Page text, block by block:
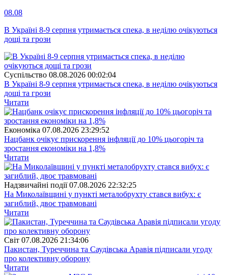
08.08
В Україні 8-9 серпня утримається спека, в неділю очікуються
дощі та грози
Суспiльство 08.08.2026 00:02:04
В Україні 8-9 серпня утримається спека, в неділю очікуються
дощі та грози
Читати
Економіка 07.08.2026 23:29:52
Нацбанк очікує прискорення інфляції до 10% цьогоріч та
зростання економіки на 1,8%
Читати
Надзвичайні події 07.08.2026 22:32:25
На Миколаївщині у пункті металобрухту стався вибух: є
загиблий, двоє травмовані
Читати
Свiт 07.08.2026 21:34:06
Пакистан, Туреччина та Саудівська Аравія підписали угоду
про колективну оборону
Читати